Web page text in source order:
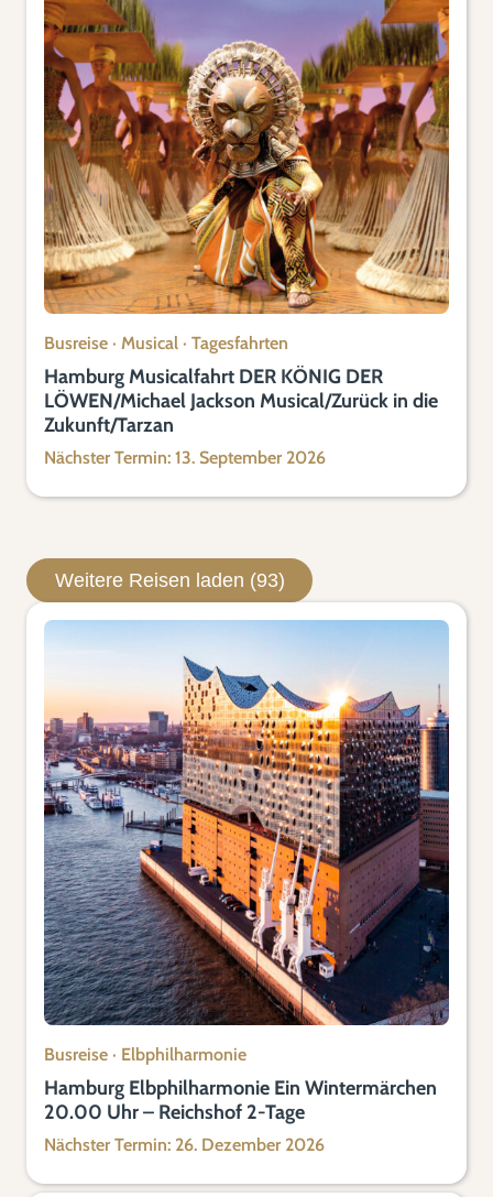
Busreise · Musical · Tagesfahrten
Hamburg Musicalfahrt DER KÖNIG DER
LÖWEN/Michael Jackson Musical/Zurück in die
Zukunft/Tarzan
Nächster Termin: 13. September 2026
Weitere Reisen laden (93)
Busreise · Elbphilharmonie
Hamburg Elbphilharmonie Ein Wintermärchen
20.00 Uhr – Reichshof 2-Tage
Nächster Termin: 26. Dezember 2026